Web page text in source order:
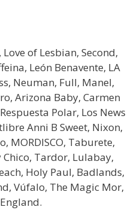
of Lesbian, Second,
León Benavente, LA
Neuman, Full, Manel,
Arizona Baby, Carmen
Polar, Los News
Anni B Sweet, Nixon,
MORDISCO, Taburete,
Tardor, Lulabay,
Holy Paul, Badlands,
Vúfalo, The Magic Mor,